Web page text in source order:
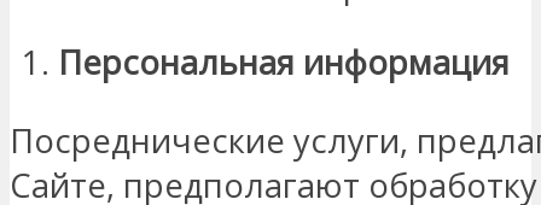
Персональная информация
Посреднические услуги,
Сайте, предполагают обработку